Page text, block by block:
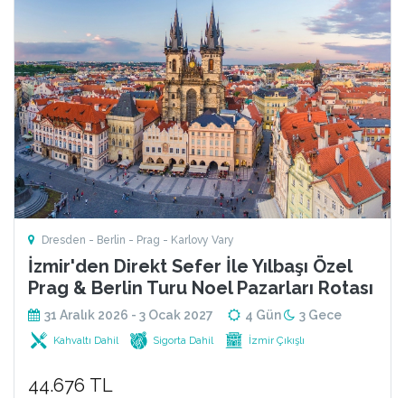
Dresden - Berlin - Prag - Karlovy Vary
İzmir'den Direkt Sefer İle Yılbaşı Özel
Prag & Berlin Turu Noel Pazarları Rotası
31 Aralık 2026 - 3 Ocak 2027 4 Gün 3 Gece
Kahvaltı Dahil Sigorta Dahil İzmir Çıkışlı
44.676 TL